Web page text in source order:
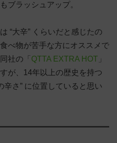
ブラッシュアップ。
“大辛” くらいだと感じたの
べ物が苦手な方にオススメで
社の「 QTTA EXTRA HOT 」
が、14年以上の歴史を持つ
辛さ” に位置していると思い